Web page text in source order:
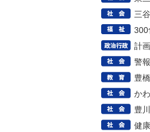
三
300
計
警
豊
か
豊
健